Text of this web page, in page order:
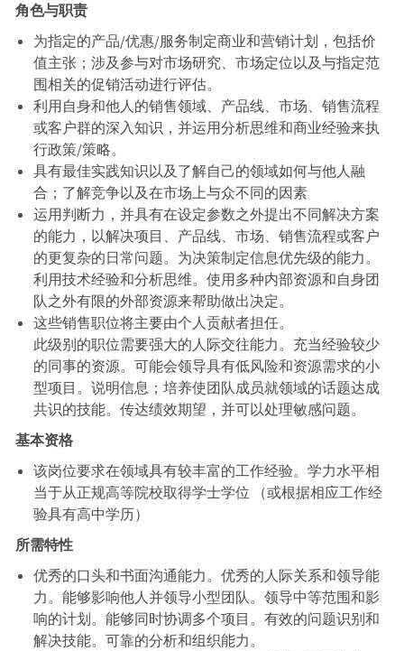
角色与职责
为指定的产品/优惠/服务制定商业和营销计划，包括价
值主张；涉及参与对市场研究、市场定位以及与指定范
围相关的促销活动进行评估。
利用自身和他人的销售领域、产品线、市场、销售流程
或客户群的深入知识，并运用分析思维和商业经验来执
行政策/策略。
具有最佳实践知识以及了解自己的领域如何与他人融
合；了解竞争以及在市场上与众不同的因素
运用判断力，并具有在设定参数之外提出不同解决方案
的能力，以解决项目、产品线、市场、销售流程或客户
的更复杂的日常问题。为决策制定信息优先级的能力。
利用技术经验和分析思维。使用多种内部资源和自身团
队之外有限的外部资源来帮助做出决定。
这些销售职位将主要由个人贡献者担任。
此级别的职位需要强大的人际交往能力。充当经验较少
的同事的资源。可能会领导具有低风险和资源需求的小
型项目。说明信息；培养使团队成员就领域的话题达成
共识的技能。传达绩效期望，并可以处理敏感问题。
基本资格
该岗位要求在领域具有较丰富的工作经验。学力水平相
当于从正规高等院校取得学士学位 （或根据相应工作经
验具有高中学历）
所需特性
优秀的口头和书面沟通能力。优秀的人际关系和领导能
力。能够影响他人并领导小型团队。领导中等范围和影
响的计划。能够同时协调多个项目。有效的问题识别和
解决技能。可靠的分析和组织能力。